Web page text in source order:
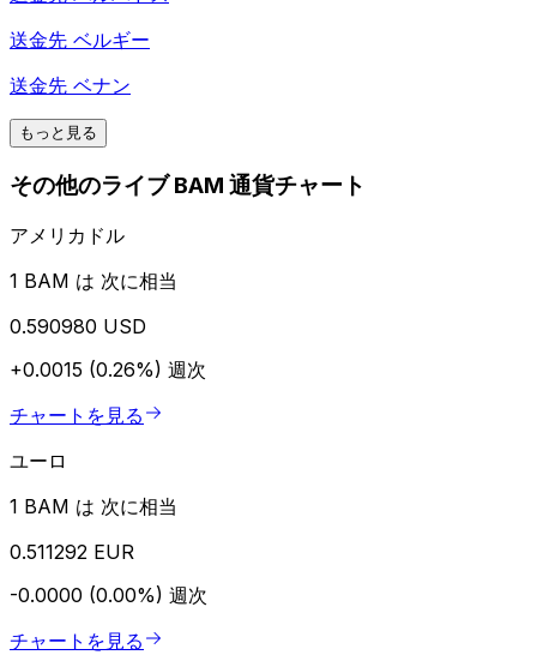
送金先 ベルギー
送金先 ベナン
もっと見る
その他のライブ BAM 通貨チャート
アメリカドル
1 BAM は 次に相当
0.590980 USD
+0.0015 (0.26%) 週次
チャートを見る
ユーロ
1 BAM は 次に相当
0.511292 EUR
-0.0000 (0.00%) 週次
チャートを見る